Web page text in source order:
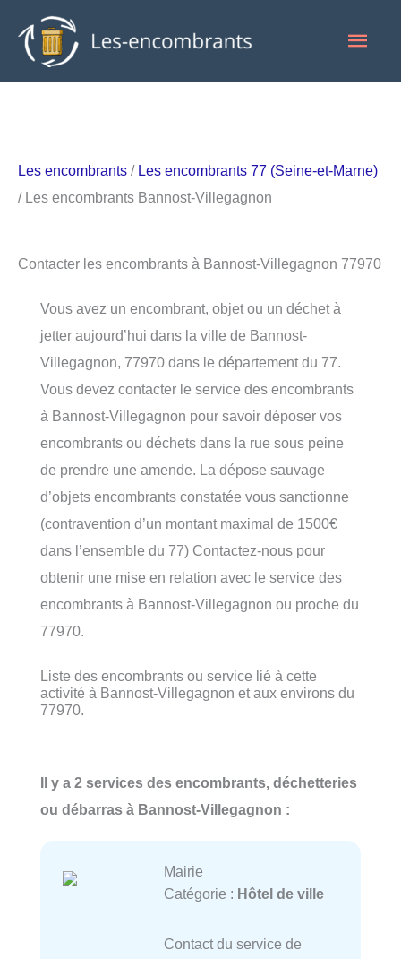
contenu
Les encombrants / Les encombrants 77 (Seine-et-Marne)
/ Les encombrants Bannost-Villegagnon
Contacter les encombrants à Bannost-Villegagnon 77970
Vous avez un encombrant, objet ou un déchet à
jetter aujourd’hui dans la ville de Bannost-
Villegagnon, 77970 dans le département du 77.
Vous devez contacter le service des encombrants
à Bannost-Villegagnon pour savoir déposer vos
encombrants ou déchets dans la rue sous peine
de prendre une amende. La dépose sauvage
d’objets encombrants constatée vous sanctionne
(contravention d’un montant maximal de 1500€
dans l’ensemble du 77) Contactez-nous pour
obtenir une mise en relation avec le service des
encombrants à Bannost-Villegagnon ou proche du
77970.
Liste des encombrants ou service lié à cette
activité à Bannost-Villegagnon et aux environs du
77970.
Il y a 2 services des encombrants, déchetteries
ou débarras à Bannost-Villegagnon :
Mairie
Catégorie : Hôtel de ville
Contact du service de